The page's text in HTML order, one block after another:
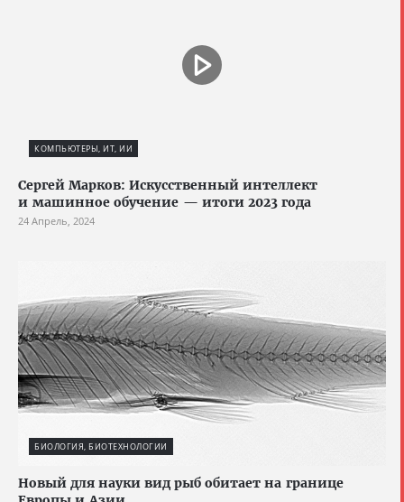
КОМПЬЮТЕРЫ, ИТ, ИИ
Сергей Марков: Искусственный интеллект
и машинное обучение — итоги 2023 года
24 Апрель, 2024
БИОЛОГИЯ, БИОТЕХНОЛОГИИ
Новый для науки вид рыб обитает на границе